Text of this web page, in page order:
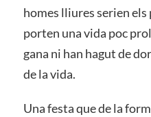
homes lliures serien els
porten una vida poc
gana ni han hagut de
de la vida.
Una festa que de la